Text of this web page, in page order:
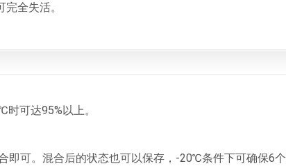
全失活。
可达95%以上。
即可。混合后的状态也可以保存，-20℃条件下可确保6个